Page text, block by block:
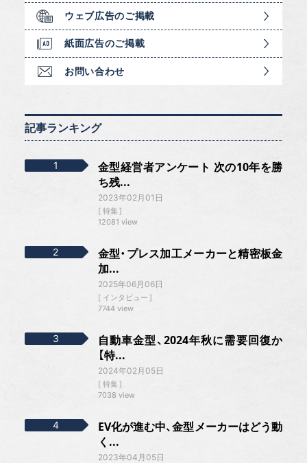
ウェブ広告のご掲載
紙面広告のご掲載
お問い合わせ
記事ランキング
金型経営者アンケート 次の10年を勝
ち残...
2023年02月01日
特集
12081 view
金型・プレス加工メーカーと精密板金
加...
2025年06月06日
インタビュー
7744 view
自動車金型、2024年秋に需要回復か
【特...
2024年02月05日
特集
7038 view
EV化が進む中、金型メーカーはどう動
く...
2023年04月05日